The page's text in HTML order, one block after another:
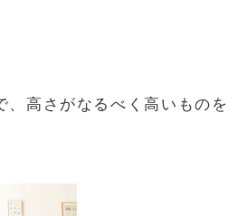
、高さがなるべく高いものを